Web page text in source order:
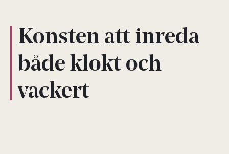
Konsten att inreda
både klokt och
vackert